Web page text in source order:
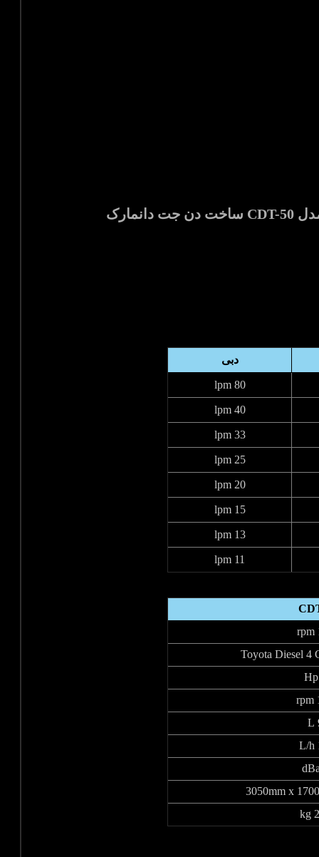
دبی
80 lpm
40 lpm
33 lpm
25 lpm
20 lpm
15 lpm
13 lpm
11 lpm
Toyota Diesel 4
3050mm x